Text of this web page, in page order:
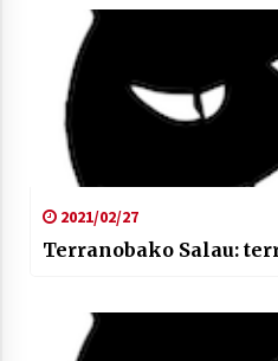
2021/02/27
Terranobako Salau: